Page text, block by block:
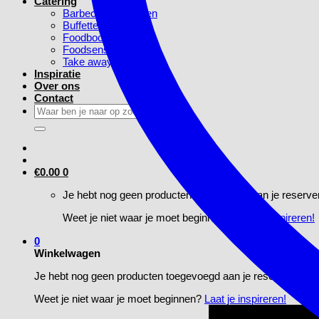
Barbecue Pakketten
Buffetten
Foodbook
Foodsensaties
Take away
Inspiratie
Over ons
Contact
Zoeken
naar:
€0.00 0
Je hebt nog geen producten toegevoegd aan je
Weet je niet waar je moet beginnen?
Laat je inspireren!
0
Winkelwagen
Je hebt nog geen producten toegevoegd aan je reservering
Weet je niet waar je moet beginnen? Laat je inspireren!